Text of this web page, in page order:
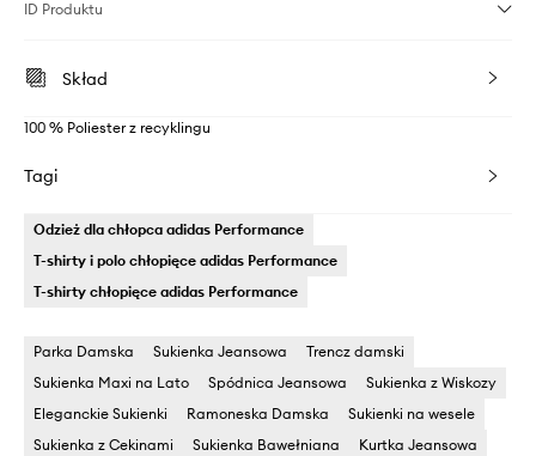
ID Produktu
Skład
100 % Poliester z recyklingu
Tagi
Odzież dla chłopca adidas Performance
T-shirty i polo chłopięce adidas Performance
T-shirty chłopięce adidas Performance
Parka Damska Sukienka Jeansowa
Trencz damski
Sukienka Maxi na Lato
Spódnica Jeansowa
Sukienka z Wiskozy
Eleganckie Sukienki
Ramoneska Damska
Sukienki na wesele
Sukienka z Cekinami
Sukienka Bawełniana
Kurtka Jeansowa